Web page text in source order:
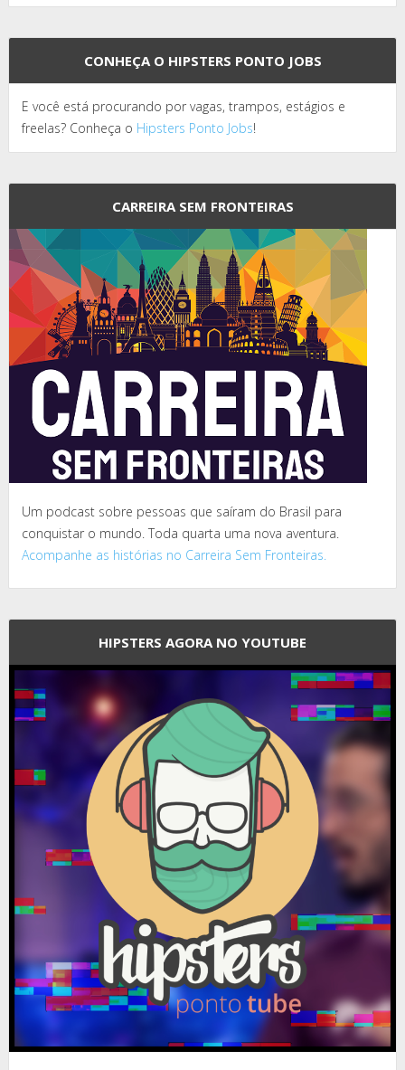
CONHEÇA O HIPSTERS PONTO JOBS
E você está procurando por vagas, trampos, estágios e
freelas? Conheça o Hipsters Ponto Jobs!
CARREIRA SEM FRONTEIRAS
Um podcast sobre pessoas que saíram do Brasil para
conquistar o mundo. Toda quarta uma nova aventura.
Acompanhe as histórias no Carreira Sem Fronteiras.
HIPSTERS AGORA NO YOUTUBE